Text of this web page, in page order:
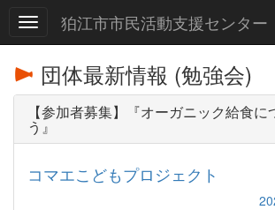
狛江市市民活動支援センター
団体最新情報 (勉強会)
【参加者募集】『オーガニック給食に
う』
コマエこどもプロジェクト